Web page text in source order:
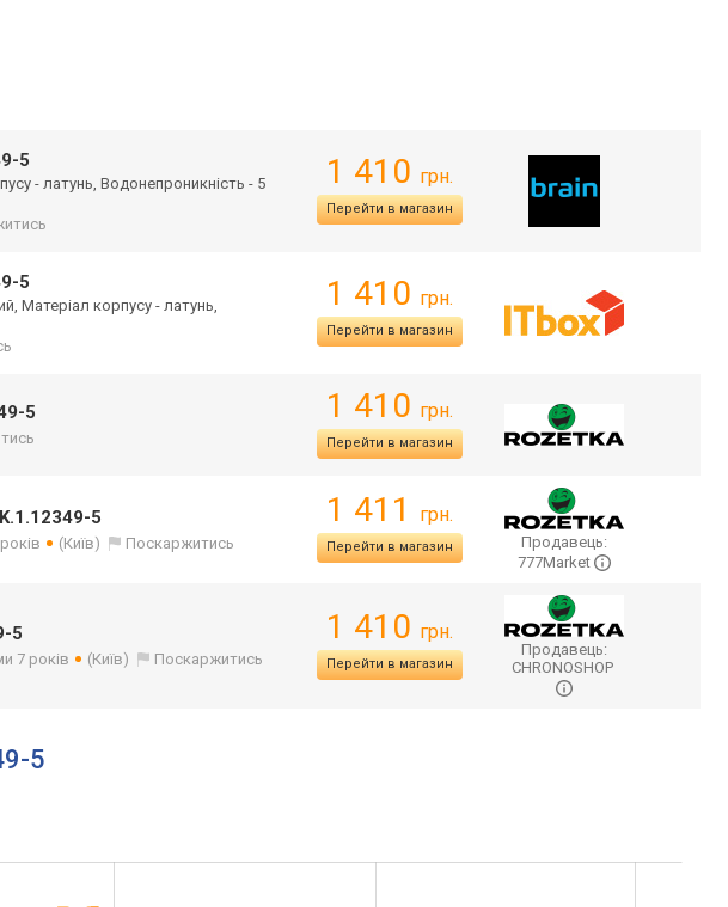
5
- латунь, Водонепроникність - 5
1 410 грн.
Перейти в магазин
5
Матеріал корпусу - латунь,
1 410 грн.
Перейти в магазин
5 1 410 грн.
Перейти в магазин
5
(Київ) Поскаржитись
1 411 грн.
Перейти в магазин
Продавець:
777Market
5
7 років (Київ) Поскаржитись
1 410 грн.
Перейти в магазин
Продавець:
CHRONOSHOP
5